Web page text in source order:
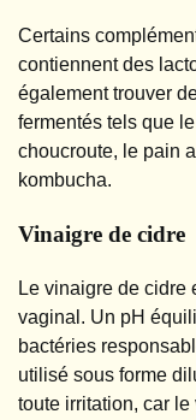
Certains
contiennent des
également trouver
fermentés tels que
choucroute, le pain
kombucha.
Vinaigre de cidre
Le vinaigre de cidre
vaginal. Un pH
bactéries
utilisé sous forme
toute irritation, car